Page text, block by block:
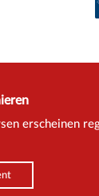
erscheinen